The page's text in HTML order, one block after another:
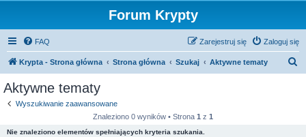
Forum Krypty
FAQ Zaloguj się
Zarejestruj się
Krypta - Strona główna Strona główna Szukaj Aktywne tematy
Aktywne tematy
Wyszukiwanie zaawansowane
Znaleziono 0 wyników • Strona 1 z 1
Nie znaleziono elementów spełniających kryteria szukania.